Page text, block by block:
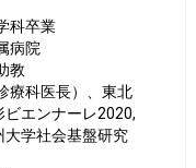
科卒業
病院
教
科医長）、東北
エンナーレ2020,
学社会基盤研究